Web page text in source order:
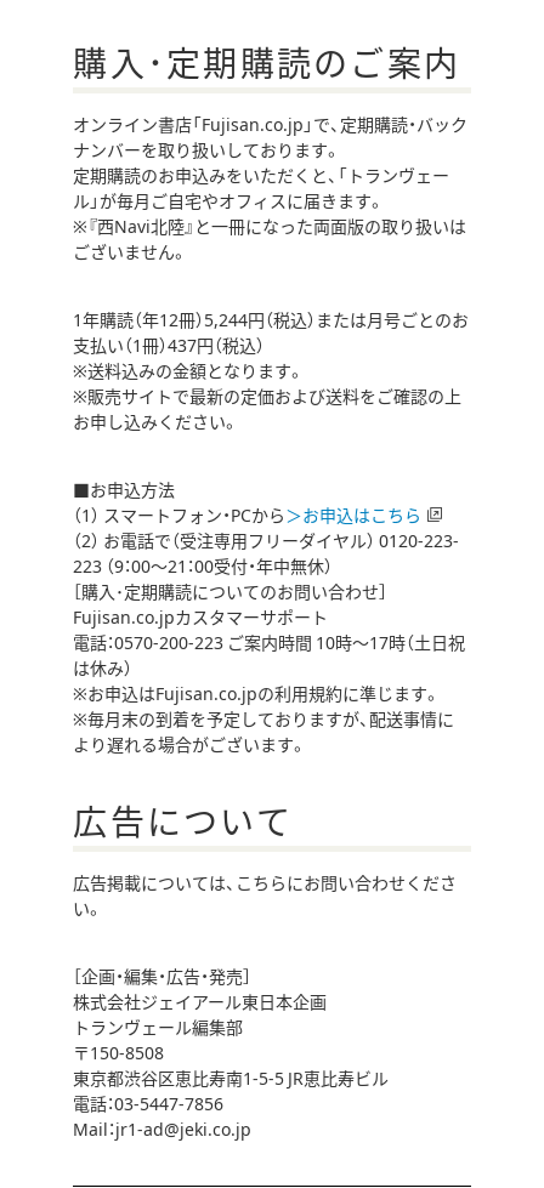
購入･定期購読のご案内
オンライン書店「Fujisan.co.jp」で、定期購読・バック
ナンバーを取り扱いしております。
定期購読のお申込みをいただくと、「トランヴェー
ル」が毎月ご自宅やオフィスに届きます。
※『西Navi北陸』と一冊になった両面版の取り扱いは
ございません。
1年購読（年12冊）5,244円（税込）または月号ごとのお
支払い（1冊）437円（税込）
※送料込みの金額となります。
※販売サイトで最新の定価および送料をご確認の上
お申し込みください。
■お申込方法
（1） スマートフォン・PCから＞お申込はこちら
別
ウ
ウ
き
（2） お電話で（受注専用フリーダイヤル） 0120-223-
223 （9：00～21：00受付・年中無休）
［購入･定期購読についてのお問い合わせ］
Fujisan.co.jpカスタマーサポート
電話：0570-200-223 ご案内時間 10時～17時（土日祝
は休み）
※お申込はFujisan.co.jpの利用規約に準じます。
※毎月末の到着を予定しておりますが、配送事情に
より遅れる場合がございます。
広告について
広告掲載については、こちらにお問い合わせくださ
い。
［企画・編集・広告・発売］
株式会社ジェイアール東日本企画
トランヴェール編集部
〒150-8508
東京都渋谷区恵比寿南1-5-5 JR恵比寿ビル
電話：03-5447-7856
Mail：jr1-ad@jeki.co.jp